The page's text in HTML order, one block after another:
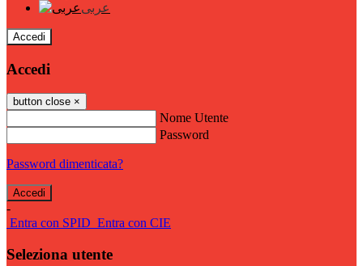
عربى
Accedi
Accedi
button close ×
Nome Utente
Password
Password dimenticata?
-
Entra con SPID Entra con CIE
Seleziona utente